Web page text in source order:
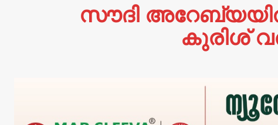
സൗദി
കുരിശ്